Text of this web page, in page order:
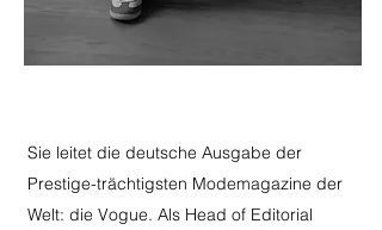
Sie leitet die deutsche Ausgabe der
Prestige-trächtigsten Modemagazine der
Welt: die Vogue. Als Head of Editorial